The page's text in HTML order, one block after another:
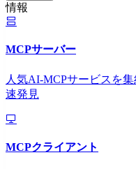
情報
MCPサーバー
人気AI-MCPサービスを
速発見
MCPクライアント